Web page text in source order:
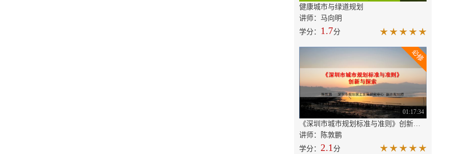
健康城市与绿道规划
讲师：马向明
学分： 1.7分
01:17:34
《深圳市城市规划标准与准则》创新与探索
讲师：陈敦鹏
学分： 2.1 分